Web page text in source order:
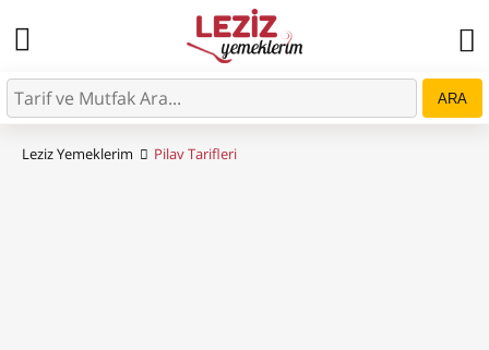
ARA
Leziz Yemeklerim Pilav Tarifleri